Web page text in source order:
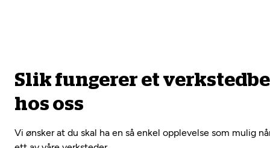
Slik fungerer et
hos oss
Vi ønsker at du skal ha en så enkel opplevelse som mulig